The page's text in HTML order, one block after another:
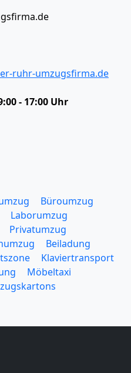
ruhr-umzugsfirma.de
- 17:00 Uhr
Büroumzug
Laborumzug
Privatumzug
Beiladung
Klaviertransport
Möbeltaxi